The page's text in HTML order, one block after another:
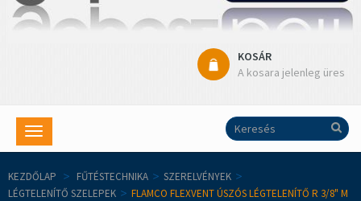
KOSÁR
A kosara jelenleg üres
Toggle
navigation
KEZDŐLAP > FŰTÉSTECHNIKA > SZERELVÉNYEK >
LÉGTELENÍTŐ SZELEPEK > FLAMCO FLEXVENT ÚSZÓS LÉGTELENÍTŐ R 3/8" M